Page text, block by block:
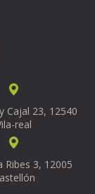
Cajal 23, 12540
real
Ribes 3, 12005